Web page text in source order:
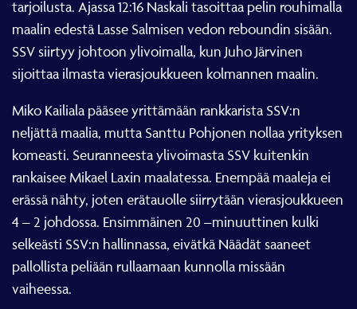
tarjoilusta. Ajassa 12:16 Naskali tasoittaa pelin rouhimalla
maalin edestä Lasse Salmisen vedon reboundin sisään.
SSV siirtyy johtoon ylivoimalla, kun Juho Järvinen
sijoittaa ilmasta vierasjoukkueen kolmannen maalin.
Miko Kailiala pääsee yrittämään rankkarista SSV:n
neljättä maalia, mutta Santtu Pohjonen nollaa yrityksen
komeasti. Seuranneesta ylivoimasta SSV kuitenkin
rankaisee Mikael Laxin maalatessa. Enempää maaleja ei
erässä nähty, joten erätauolle siirrytään vierasjoukkueen
4 – 2 johdossa. Ensimmäinen 20 –minuuttinen kulki
selkeästi SSV:n hallinnassa, eivätkä Näädät saaneet
pallollista peliään rullaamaan kunnolla missään
vaiheessa.